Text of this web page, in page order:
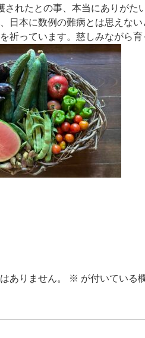
されたとの事、本当にありがた
日本に数例の難病とは思えな
祈っています。慈しみながら
ありません。 ※ が付いている